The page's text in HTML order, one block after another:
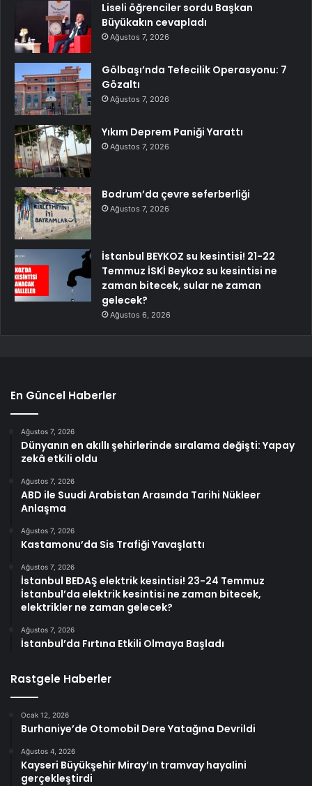
Liseli öğrenciler sordu Başkan
Büyükakın cevapladı
Ağustos 7, 2026
Gölbaşı’nda Tefecilik Operasyonu: 7
Gözaltı
Ağustos 7, 2026
Yıkım Deprem Paniği Yarattı
Ağustos 7, 2026
Bodrum’da çevre seferberliği
Ağustos 7, 2026
İstanbul BEYKOZ su kesintisi! 21-22
Temmuz İSKİ Beykoz su kesintisi ne
zaman bitecek, sular ne zaman
gelecek?
Ağustos 6, 2026
En Güncel Haberler
Ağustos 7, 2026
Dünyanın en akıllı şehirlerinde sıralama değişti: Yapay
zekâ etkili oldu
Ağustos 7, 2026
ABD ile Suudi Arabistan Arasında Tarihi Nükleer
Anlaşma
Ağustos 7, 2026
Kastamonu’da Sis Trafiği Yavaşlattı
Ağustos 7, 2026
İstanbul BEDAŞ elektrik kesintisi! 23-24 Temmuz
İstanbul’da elektrik kesintisi ne zaman bitecek,
elektrikler ne zaman gelecek?
Ağustos 7, 2026
İstanbul’da Fırtına Etkili Olmaya Başladı
Rastgele Haberler
Ocak 12, 2026
Burhaniye’de Otomobil Dere Yatağına Devrildi
Ağustos 4, 2026
Kayseri Büyükşehir Miray’ın tramvay hayalini
gerçekleştirdi